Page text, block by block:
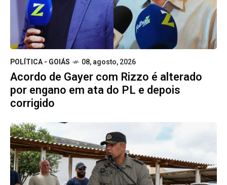
POLÍTICA - GOIÁS 08, agosto, 2026
Acordo de Gayer com Rizzo é alterado
por engano em ata do PL e depois
corrigido